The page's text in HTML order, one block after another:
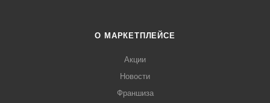
О МАРКЕТПЛЕЙСЕ
Акции
Новости
Франшиза